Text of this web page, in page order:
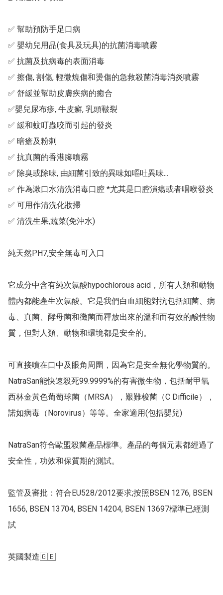
✅ 幫助預防手足口病
✅ 嬰幼兒用品(食具及玩具)的抗菌消毒噴霧
✅ 抗菌及抗病毒的表面消毒
✅ 擦傷, 割傷, 輕微燒傷和燙傷的急救殺菌消毒消炎噴霧
✅ 舒緩並幫助皮膚疾病的癒合
✅嬰兒尿布疹, 牛皮癬, ​​乳頭皸裂
✅ 緩和蚊叮蟲咬而引起的發炎
✅ 暗瘡及粉剌
✅ 抗真菌的香港腳噴霧
✅ 除臭或除味, 由細菌引致的異味如嘔吐異味...
✅ 作為漱口水清洗消毒口腔 *尤其是口腔潰瘍或者咽喉發炎
✅ 可用作清洗化妝掃
✅ 清洗生果,蔬菜(免沖水)
純天然PH7,安全無毒可入口
它成分中含有純次氯酸hypochlorous acid，所有人類和動物
體內都能產生次氯酸。它是我們白血細胞對抗包括細菌、病
毒、真菌、酵母菌和黴菌而釋放出來的溫和而有效的酸性物
質，但對人類、動物和環境都是安全的。
可直接噴在口中及眼角周圍，因為它是安全無化學物質的。
NatraSan能快速殺死99.9999%的有害微生物，包括耐甲氧
西林金黃色葡萄球菌（MRSA），艱難梭菌（C Difficile），
諾如病毒（Norovirus）等等。全家適用(包括嬰兒)
NatraSan符合歐盟殺菌產品標準。產品的每個元素都經過了
安全性，功效和保質期的測試。
監管及審批：符合EU528/2012要求;按照BSEN 1276, BSEN
1656, BSEN 13704, BSEN 14204, BSEN 13697標準已經測
試